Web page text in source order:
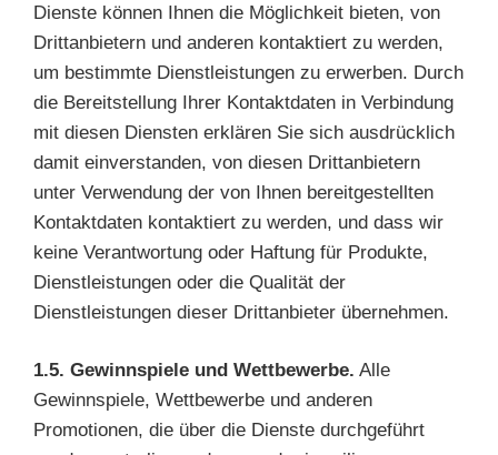
Dienste können Ihnen die Möglichkeit bieten, von
Drittanbietern und anderen kontaktiert zu werden,
um bestimmte Dienstleistungen zu erwerben. Durch
die Bereitstellung Ihrer Kontaktdaten in Verbindung
mit diesen Diensten erklären Sie sich ausdrücklich
damit einverstanden, von diesen Drittanbietern
unter Verwendung der von Ihnen bereitgestellten
Kontaktdaten kontaktiert zu werden, und dass wir
keine Verantwortung oder Haftung für Produkte,
Dienstleistungen oder die Qualität der
Dienstleistungen dieser Drittanbieter übernehmen.
1.5. Gewinnspiele und Wettbewerbe. Alle
Gewinnspiele, Wettbewerbe und anderen
Promotionen, die über die Dienste durchgeführt